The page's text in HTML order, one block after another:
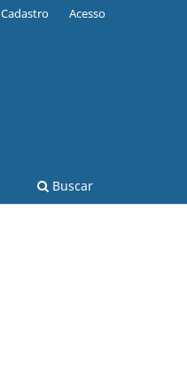
Buscar
Cadastro Acesso